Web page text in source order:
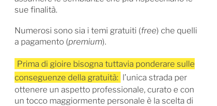
sue finalità.
Numerosi sono sia i temi gratuiti (free) che quelli
a pagamento (premium).
Prima di gioire bisogna tuttavia ponderare sulle
conseguenze della gratuità: l’unica strada per
ottenere un aspetto professionale, curato e con
un tocco maggiormente personale è la scelta di